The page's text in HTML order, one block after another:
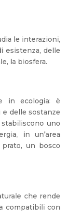
le interazioni,
esistenza, delle
la biosfera.
in ecologia: è
e delle sostanze
uno
in un’area
un bosco
che rende
compatibili con